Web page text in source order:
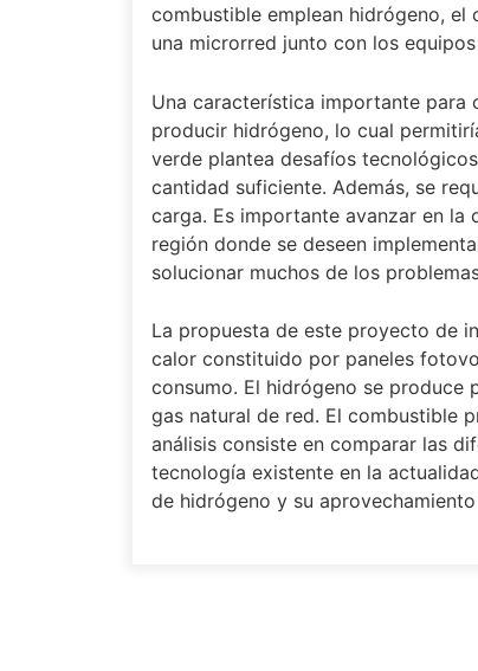
combustible emplean hidrógeno, el
una microrred junto con los
Una característica importante para
producir hidrógeno, lo cual
verde plantea desafíos
cantidad suficiente. Además, se
carga. Es importante avanzar en
región donde se deseen
solucionar muchos de los
La propuesta de este proyecto de
calor constituido por paneles
consumo. El hidrógeno se produce
gas natural de red. El combustible
análisis consiste en comparar las
tecnología existente en la
de hidrógeno y su